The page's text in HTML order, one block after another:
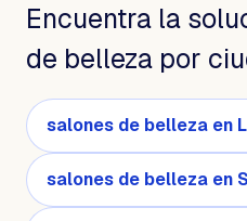
Encuentra la
de belleza por
salones de belleza en
salones de belleza en